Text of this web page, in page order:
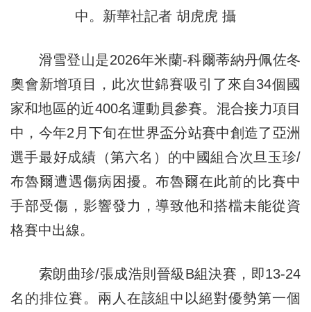
中。新華社記者 胡虎虎 攝
滑雪登山是2026年米蘭-科爾蒂納丹佩佐冬
奧會新增項目，此次世錦賽吸引了來自34個國
家和地區的近400名運動員參賽。混合接力項目
中，今年2月下旬在世界盃分站賽中創造了亞洲
選手最好成績（第六名）的中國組合次旦玉珍/
布魯爾遭遇傷病困擾。布魯爾在此前的比賽中
手部受傷，影響發力，導致他和搭檔未能從資
格賽中出線。
索朗曲珍/張成浩則晉級B組決賽，即13-24
名的排位賽。兩人在該組中以絕對優勢第一個